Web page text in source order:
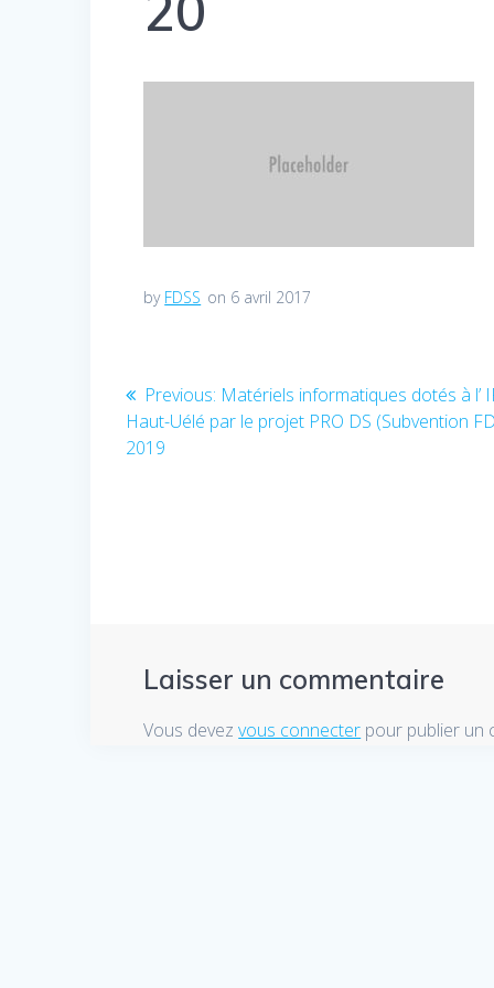
by FDSS on 6 avril 2017
Navigation
de
Previous: Previous
post:
Matériels informatiques dotés à l’
Haut-Uélé par le projet PRO DS (Subvention
2019
Laisser un commentaire
Vous devezvous connecter pour publier un